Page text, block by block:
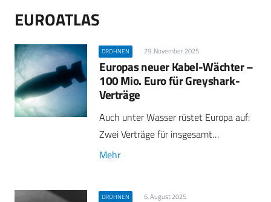
EUROATLAS
DROHNEN 29. November 2025
Europas neuer Kabel-Wächter –
100 Mio. Euro für Greyshark-
Verträge
Auch unter Wasser rüstet Europa auf:
Zwei Verträge für insgesamt…
Mehr
DROHNEN 6. August 2025